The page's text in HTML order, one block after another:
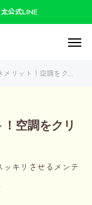
公式LINE
！空調をクリーンに保とう
空調をクリ
ッキリさせるメンテ